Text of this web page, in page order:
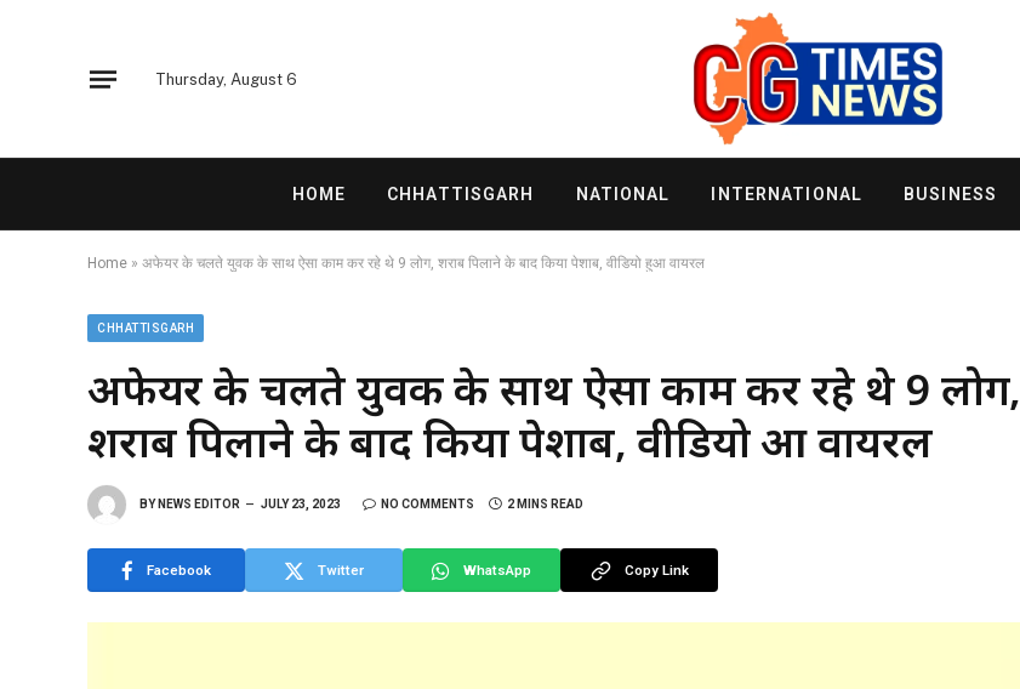
Thursday, August 6
HOME CHHATTISGARH NATIONAL INTERNATIONAL BUSINESS
Home » अफेयर के चलते युवक के साथ ऐसा काम कर रहे थे 9 लोग, शराब पिलाने के बाद किया पेशाब, वीडियो हुआ वायरल
CHHATTISGARH
अफेयर के चलते युवक के साथ ऐसा काम कर रहे थे 9 लोग,
शराब पिलाने के बाद किया पेशाब, वीडियो हुआ वायरल
BY NEWS EDITOR JULY 23, 2023 NO COMMENTS 2 MINS READ
Facebook Twitter WhatsApp Copy Link